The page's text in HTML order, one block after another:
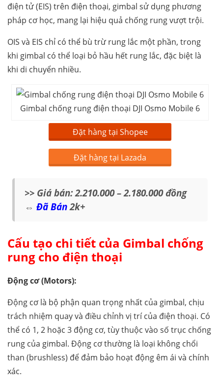
điện tử (EIS) trên điện thoại, gimbal sử dụng phương
pháp cơ học, mang lại hiệu quả chống rung vượt trội.
OIS và EIS chỉ có thể bù trừ rung lắc một phần, trong
khi gimbal có thể loại bỏ hầu hết rung lắc, đặc biệt là
khi di chuyển nhiều.
Gimbal chống rung điện thoại DJI Osmo Mobile 6
Đặt hàng tại Shopee
Đặt hàng tại Lazada
>> Giá bán: 2.210.000 – 2.180.000 đồng
⇔ Đã Bán2k+
Cấu tạo chi tiết của Gimbal chống
rung cho điện thoại
Động cơ (Motors):
Động cơ là bộ phận quan trọng nhất của gimbal, chịu
trách nhiệm quay và điều chỉnh vị trí của điện thoại. Có
thể có 1, 2 hoặc 3 động cơ, tùy thuộc vào số trục chống
rung của gimbal. Động cơ thường là loại không chổi
than (brushless) để đảm bảo hoạt động êm ái và chính
xác.